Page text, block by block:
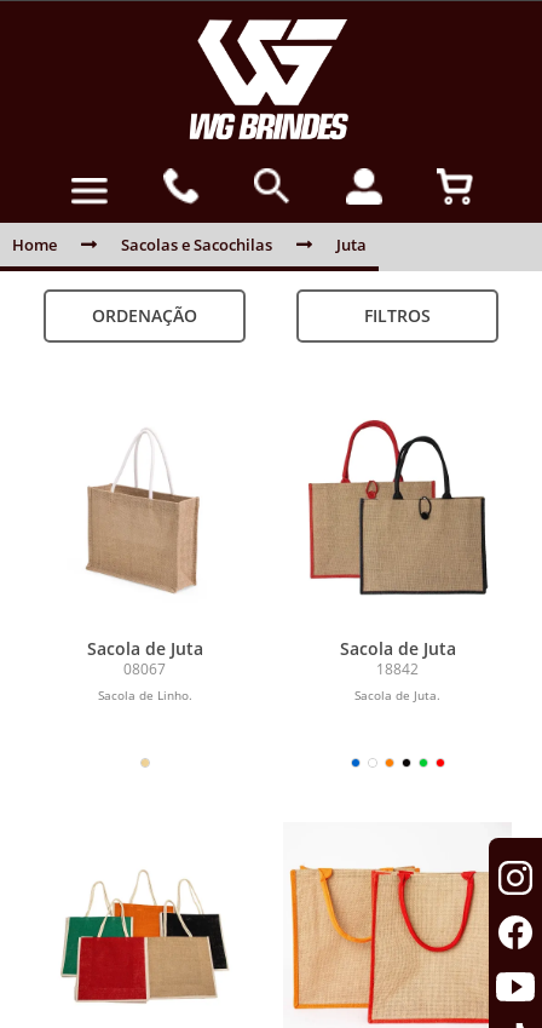
Home Sacolas e Sacochilas Juta
ORDENAÇÃO FILTROS
Sacola de Juta
08067
Sacola de Linho.
Sacola de Juta
18842
Sacola de Juta.